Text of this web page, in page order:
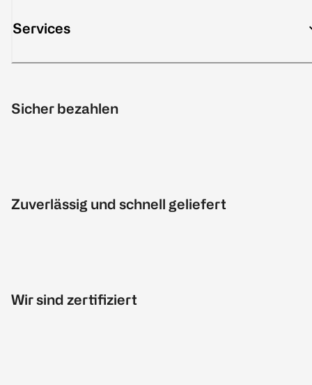
Services
Sicher bezahlen
Zuverlässig und schnell geliefert
Wir sind zertifiziert